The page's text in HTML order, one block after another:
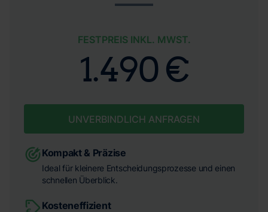
FESTPREIS INKL. MWST.
1.490 €
UNVERBINDLICH ANFRAGEN
Kompakt & Präzise
Ideal für kleinere Entscheidungsprozesse und einen
schnellen Überblick.
Kosteneffizient